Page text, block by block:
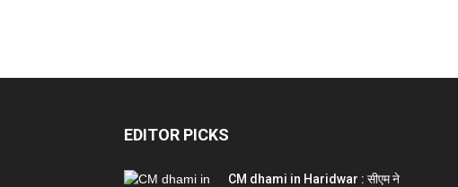
EDITOR PICKS
CM dhami in Haridwar : सीएम ने